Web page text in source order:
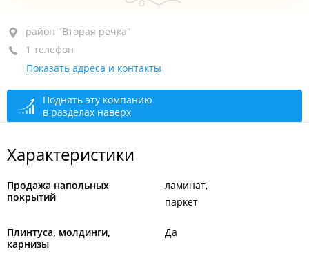
район "Вторая речка", ул. Русская, 87Г
ТЦ "Кит", 1-й этаж
+7 965 424-40-59
открыто: 10:00–18:00
район "Вторая речка"
1 телефон
Показать адреса и контакты
Поднять эту компанию
в разделах наверх
Характеристики
Продажа напольных
покрытий
ламинат
паркет
Плинтуса, молдинги,
карнизы
Да